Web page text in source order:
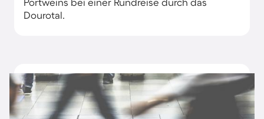
Dourotal.